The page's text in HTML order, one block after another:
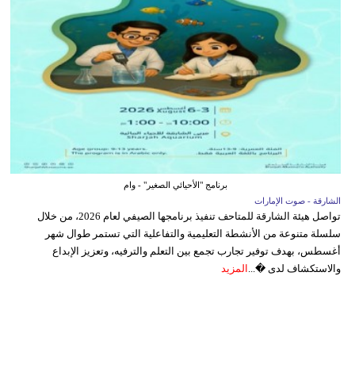
برنامج "الأحيائي الصغير" - وام
الشارقة - صوت الإمارات
تواصل هيئة الشارقة للمتاحف تنفيذ برنامجها الصيفي لعام 2026، من خلال
سلسلة متنوعة من الأنشطة التعليمية والتفاعلية التي تستمر طوال شهر
أغسطس، بهدف توفير تجارب تجمع بين التعلم والترفيه، وتعزيز الإبداع
والاستكشاف لدى �... المزيد